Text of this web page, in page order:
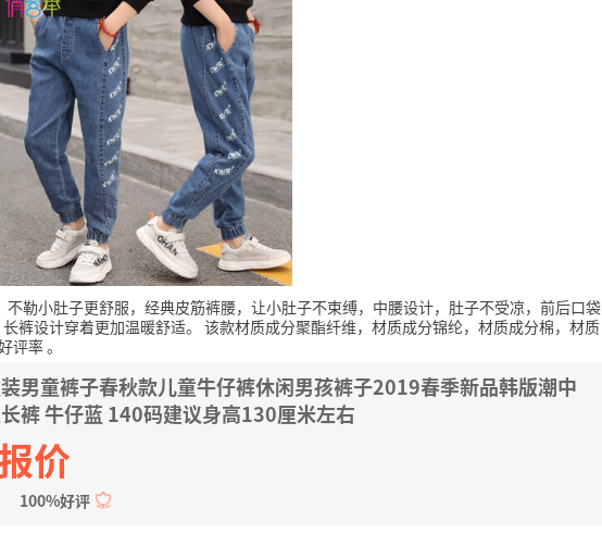
勒小肚子更舒服，经典皮筋裤腰，让小肚子不束缚，中腰设计，肚子不受凉，前后口袋
裤设计穿着更加温暖舒适。 该款材质成分聚酯纤维，材质成分锦纶，材质成分棉，材质
评率。
男童裤子春秋款儿童牛仔裤休闲男孩裤子2019春季新品韩版潮中
裤 牛仔蓝 140码建议身高130厘米左右
价
100%好评